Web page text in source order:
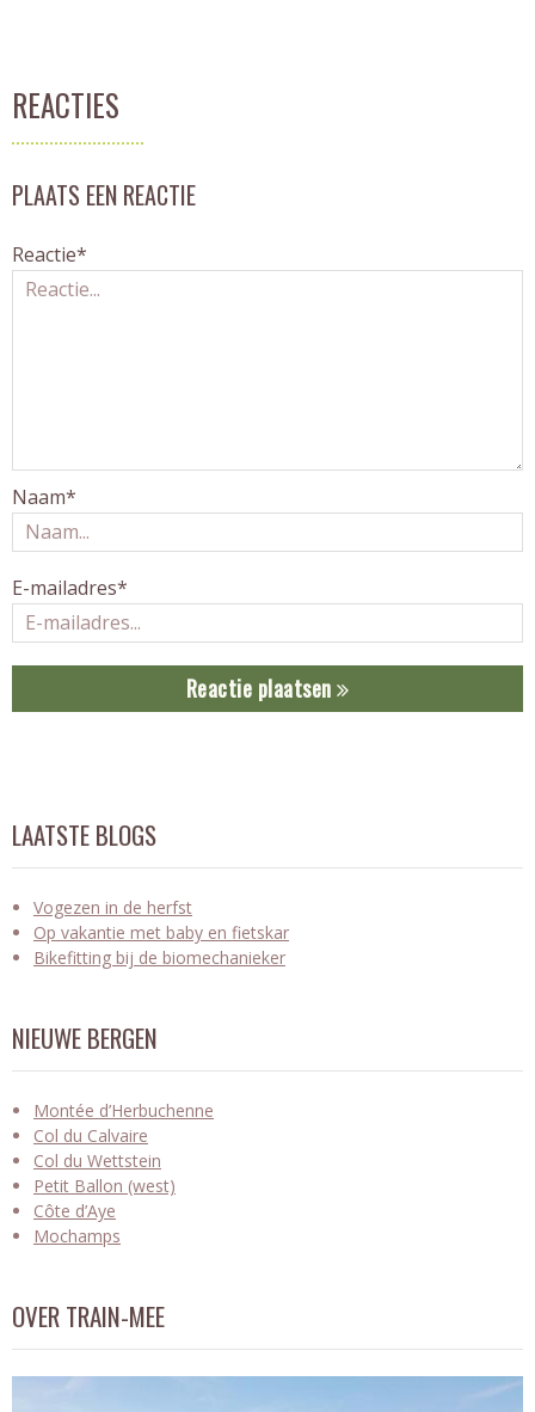
REACTIES
PLAATS EEN REACTIE
Reactie*
Naam*
E-mailadres*
Reactie plaatsen
LAATSTE BLOGS
Vogezen in de herfst
Op vakantie met baby en fietskar
Bikefitting bij de biomechanieker
NIEUWE BERGEN
Montée d’Herbuchenne
Col du Calvaire
Col du Wettstein
Petit Ballon (west)
Côte d’Aye
Mochamps
OVER TRAIN-MEE